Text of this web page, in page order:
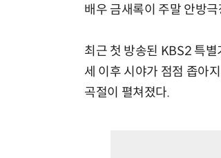
배우 금새록이 주말 안방
최근 첫 방송된 KBS2 특
세 이후 시야가 점점 좁아
곡절이 펼쳐졌다.